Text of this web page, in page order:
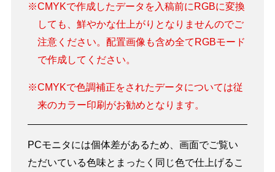
※CMYKで作成したデータを入稿前にRGBに変換
しても、鮮やかな仕上がりとなりませんのでご
注意ください。配置画像も含め全てRGBモード
で作成してください。
※CMYKで色調補正をされたデータについては従
来のカラー印刷がお勧めとなります。
PCモニタには個体差があるため、画面でご覧い
ただいている色味とまったく同じ色で仕上げるこ